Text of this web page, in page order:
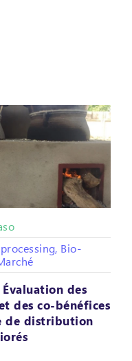
Bio-
des
des co-bénéfices
de distribution